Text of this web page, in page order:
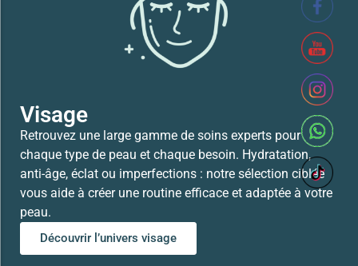
Visage
Retrouvez une large gamme de soins experts pour
chaque type de peau et chaque besoin. Hydratation,
anti-âge, éclat ou imperfections : notre sélection ciblée
vous aide à créer une routine efficace et adaptée à votre
peau.
Découvrir l’univers visage